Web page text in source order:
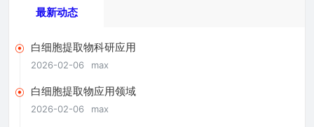
最新动态
白细胞提取物科研应用
2026-02-06 max
白细胞提取物应用领域
2026-02-06 max